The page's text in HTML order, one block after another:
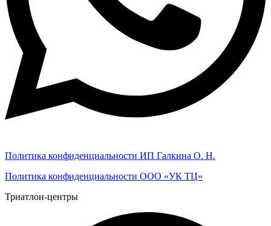
Политика конфиденциальности ИП Галкина О. Н.
Политика конфиденциальности ООО «УК ТЦ»
Триатлон-центры